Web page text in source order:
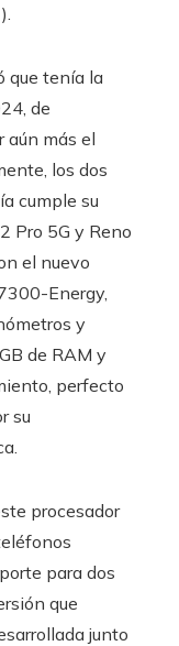
que tenía la
de
aún más el
los dos
cumple su
Pro 5G y Reno
el nuevo
Energy,
y
de RAM y
perfecto
su
procesador
para dos
que
junto